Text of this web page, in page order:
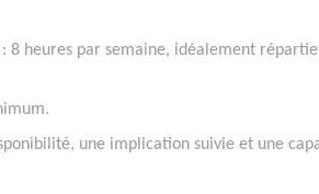
8 heures par semaine, idéalement
une implication suivie et une